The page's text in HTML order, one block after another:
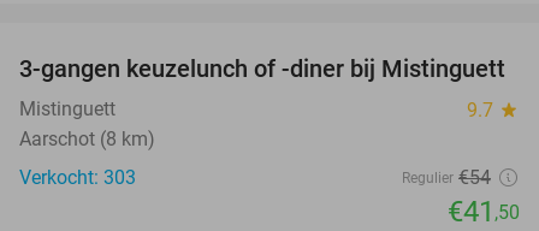
23%
3-gangen keuzelunch of -diner bij Mistinguett
Mistinguett 9.7 star
Aarschot (8 km)
Verkocht: 303
Regulier €54
€41 ,50